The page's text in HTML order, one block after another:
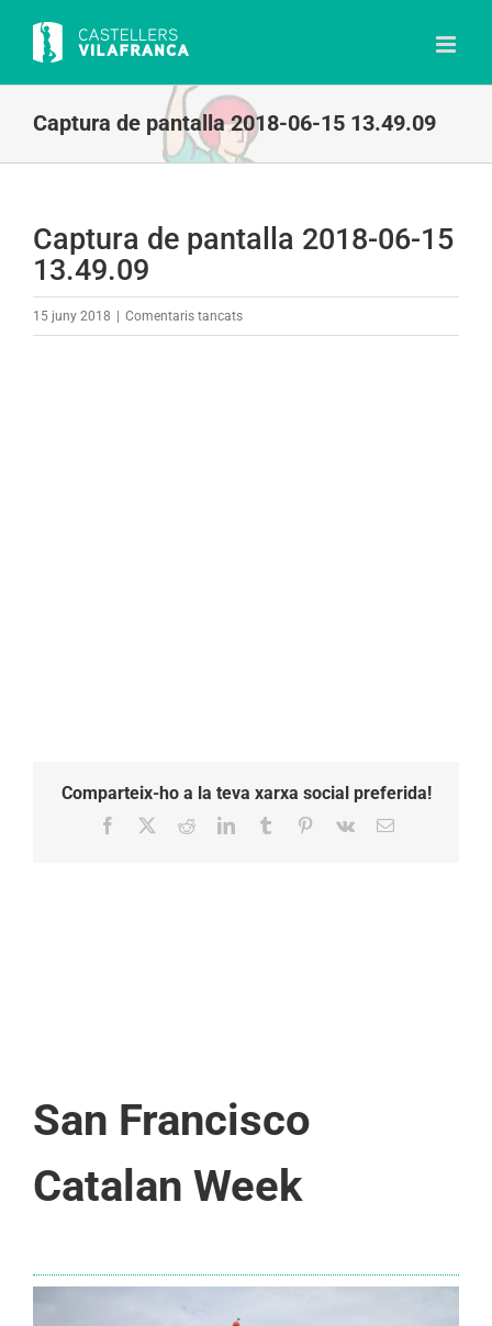
content
Captura de pantalla 2018-06-15 13.49.09
Captura de pantalla 2018-06-15
13.49.09
15 juny 2018 Comentaris tancatsa
Comparteix-ho a la teva xarxa social preferida!
Facebook RedditLinkedInTumblr Pinterest
Vk Email:
San Francisco
Catalan Week